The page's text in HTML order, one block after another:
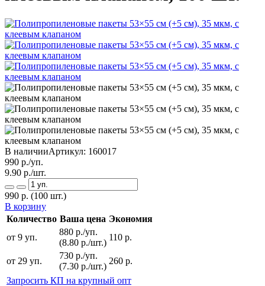
В наличииАртикул: 160017
990 р./уп.
9.90 р./шт.
990 р. (100 шт.)
В корзину
Количество Ваша цена Экономия
от 9 уп.
880 р./уп.
(8.80 р./шт.)
110 р.
от 29 уп.
730 р./уп.
(7.30 р./шт.)
260 р.
Запросить КП на крупный опт